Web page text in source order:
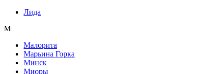
Лида
М
Малорита
Марьина Горка
Минск
Миоры